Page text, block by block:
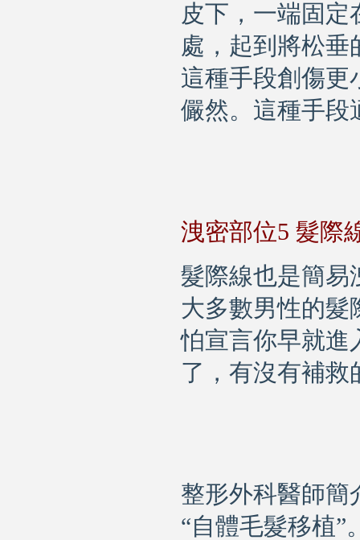
皮下，一端固
處，起到將松垂
這種手段創傷更
儼然。這種手段
洩密部位5 髮際
髮際線也是簡易
大多數男性的髮
怕宣言你早就進
了，有沒有補救
整形外科醫師簡
“自體毛髮移植”